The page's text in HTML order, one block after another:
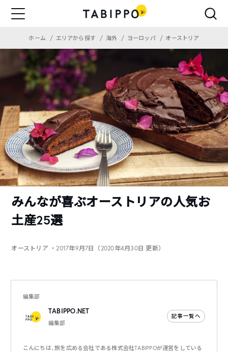
ホーム エリアから探す 海外 ヨーロッパ オーストリア
みんなが喜ぶオーストリアの人気お
土産25選
オーストリア ・2017年9月7日（2020年4月30日 更新）
編集部
TABIPPO.NET
編集部
記事一覧へ
こんにちは、旅を広める会社である株式会社TABIPPOが運営をしている